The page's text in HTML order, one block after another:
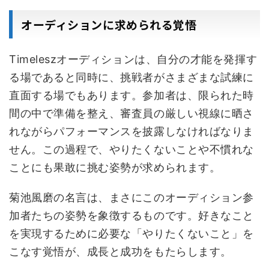
オーディションに求められる覚悟
Timeleszオーディションは、自分の才能を発揮す
る場であると同時に、挑戦者がさまざまな試練に
直面する場でもあります。参加者は、限られた時
間の中で準備を整え、審査員の厳しい視線に晒さ
れながらパフォーマンスを披露しなければなりま
せん。この過程で、やりたくないことや不慣れな
ことにも果敢に挑む姿勢が求められます。
菊池風磨の名言は、まさにこのオーディション参
加者たちの姿勢を象徴するものです。好きなこと
を実現するために必要な「やりたくないこと」を
こなす覚悟が、成長と成功をもたらします。